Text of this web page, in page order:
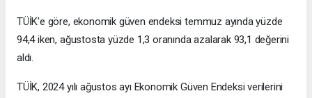
TÜİK'e göre, ekonomik güven endeksi temmuz ayında yüzde
94,4 iken, ağustosta yüzde 1,3 oranında azalarak 93,1 değerini
aldı.
TÜİK, 2024 yılı ağustos ayı Ekonomik Güven Endeksi verilerini